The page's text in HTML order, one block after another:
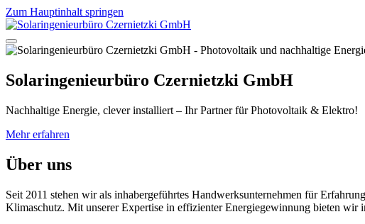
Zum Hauptinhalt springen
Solaringenieurbüro Czernietzki GmbH
Nachhaltige Energie, clever installiert – Ihr Partner für Photovoltaik & Elektro!
Mehr erfahren
Über uns
Seit 2011 stehen wir als inhabergeführtes Handwerksunternehmen für
Klimaschutz. Mit unserer Expertise in effizienter Energiegewinnung bieten wir